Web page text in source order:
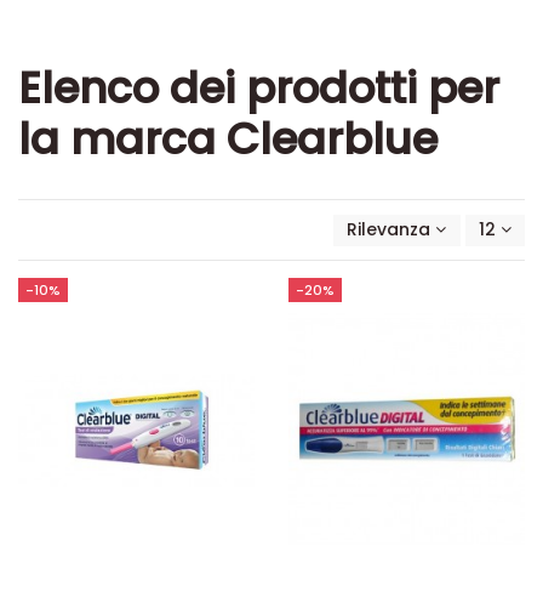
Elenco dei prodotti per
la marca Clearblue
Rilevanza 12
-10% -20%